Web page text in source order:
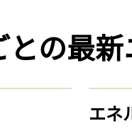
との最
エネ